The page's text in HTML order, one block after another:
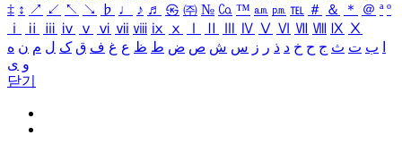
‡ ↕ ↗ ↙ ↖ ↘ ♭ ♩ ♪ ♬ ㉿ ㈜ № ㏇ ™ ㏂ ㏘ ℡ ＃ ＆ ＊ ＠ ª º
ⅰ
ⅱ ⅲ ⅳ ⅴ ⅵ ⅶ ⅷ ⅸ ⅹ Ⅳ Ⅴ Ⅵ Ⅶ Ⅷ Ⅸ Ⅹ
ب ت ث ج ح خ د ذ ر ز س ش ص ض ط ظ ع غ ف ق ک ل م ن ه
و ی
닫기